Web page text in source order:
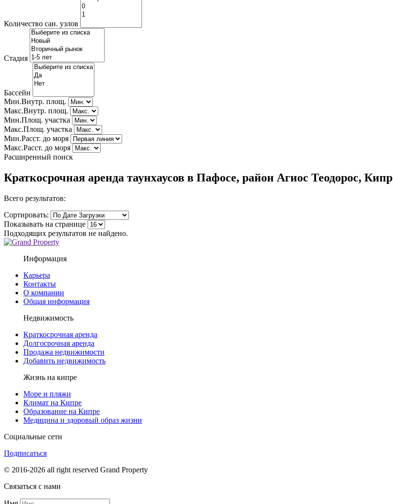
Количество сан. узлов
Стадия
Бассейн
Мин.Внутр. площ.
Макс.Внутр. площ.
Мин.Площ. участка
Макс.Площ. участка
Мин.Расст. до моря
Макс.Расст. до моря
Расширенный поиск
Краткосрочная аренда таунхаусов в Пафосе, район Агиос Теодорос, Кипр
Всего результатов:
Сортировать:
Показывать на странице
Подходящих результатов не найдено.
Информация
Карьера
Контакты
О компании
Общая информация
Недвижимость
Краткосрочная аренда
Долгосрочная аренда
Продажа недвижимости
Добавить недвижимость
Жизнь на кипре
Море и пляжи
Климат на Кипре
Образование на Кипре
Медицина и здоровый образ жизни
Социальные сети
Подписаться
© 2016-2026 all right reserved Grand Property
Связаться с нами